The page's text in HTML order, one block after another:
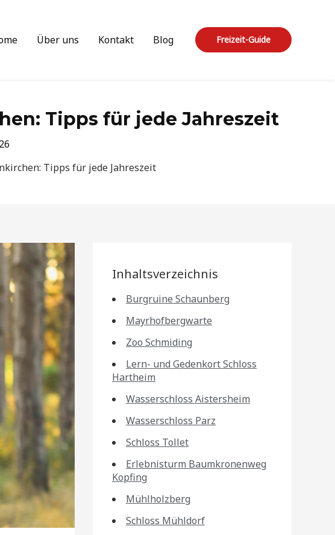
Über uns Kontakt Blog Freizeit-Guide
Tipps für jede Jahreszeit
Tipps für jede Jahreszeit
Inhaltsverzeichnis
Burgruine Schaunberg
Mayrhofbergwarte
Zoo Schmiding
Lern- und Gedenkort Schloss
Hartheim
Wasserschloss Aistersheim
Wasserschloss Parz
Schloss Tollet
Erlebnisturm Baumkronenweg
Kopfing
Mühlholzberg
Schloss Mühldorf